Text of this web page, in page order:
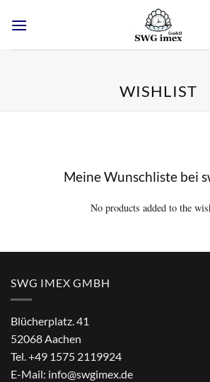
Inhalt
WISHLIST
Meine Wunschliste bei
No products added to the
SWG IMEX GMBH
Blücherplatz. 41
52068 Aachen
Tel.+49 1575 2119924
E-Mail: info@swgimex.de